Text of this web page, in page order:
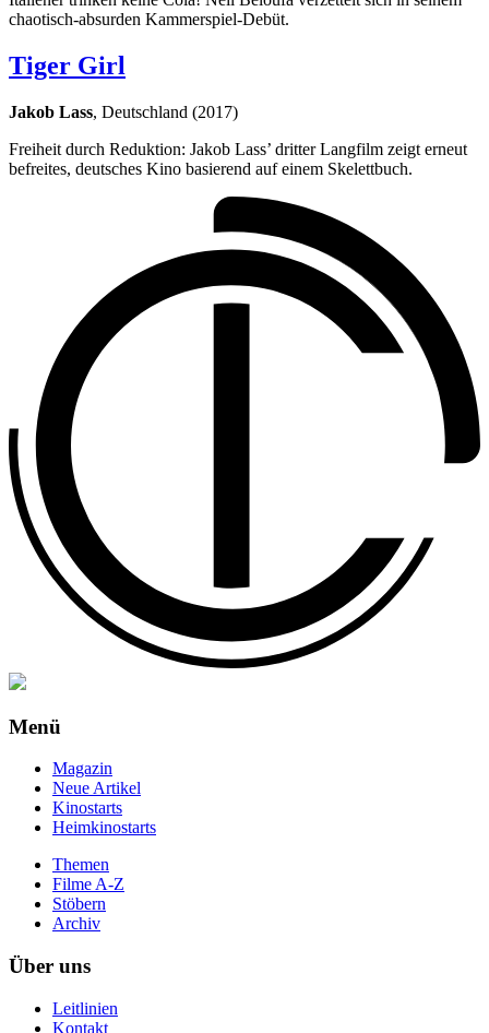
chaotisch-absurden Kammerspiel-Debüt.
Tiger Girl
Jakob Lass, Deutschland (2017)
Freiheit durch Reduktion: Jakob Lass’ dritter Langfilm zeigt erneut
befreites, deutsches Kino basierend auf einem Skelettbuch.
Menü
Magazin
Neue Artikel
Kinostarts
Heimkinostarts
Themen
Filme A-Z
Stöbern
Archiv
Über uns
Leitlinien
Kontakt